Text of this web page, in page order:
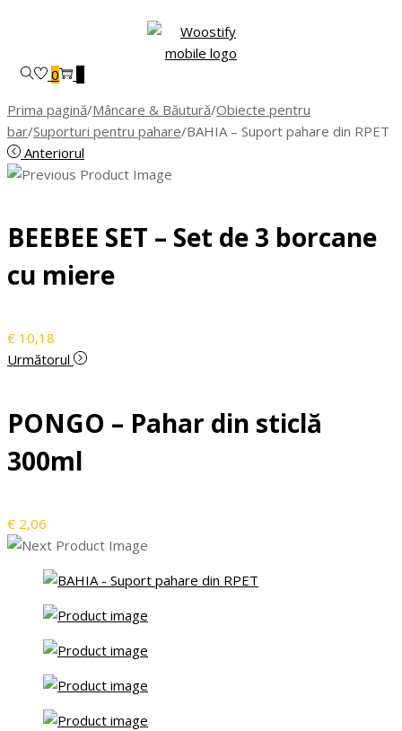
0
Prima pagină/Mâncare & Băutură/Obiecte pentru
bar/Suporturi pentru pahare/BAHIA – Suport pahare din RPET
Anteriorul
BEEBEE SET – Set de 3 borcane
cu miere
€ 10,18
Următorul
PONGO – Pahar din sticlă
300ml
€ 2,06